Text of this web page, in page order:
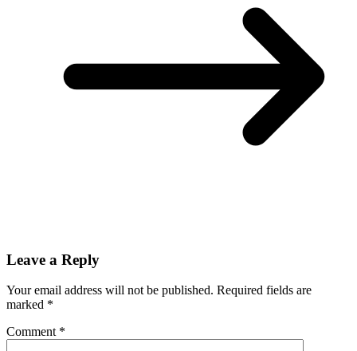
Leave a Reply
Your email address will not be published. Required fields are
marked *
Comment *